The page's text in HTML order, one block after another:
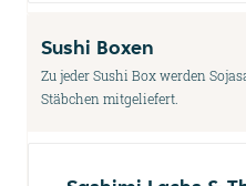
Sushi Boxen
Zu jeder Sushi Box werden
Stäbchen mitgeliefert.